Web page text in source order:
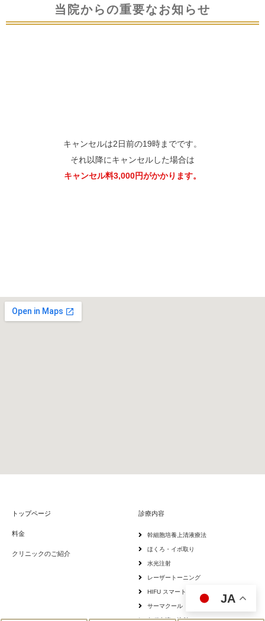
当院からの重要なお知らせ
キャンセルは2日前の19時までです。
それ以降にキャンセルした場合は
キャンセル料3,000円がかかります。
トップページ
料金
クリニックのご紹介
診療内容
幹細胞培養上清液療法
ほくろ・イボ取り
水光注射
レーザートーニング
HIFU スマートソニック
サーマクール
JA